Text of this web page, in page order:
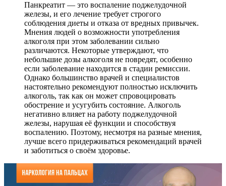
Панкреатит — это воспаление поджелудочной
железы, и его лечение требует строгого
соблюдения диеты и отказа от вредных привычек.
Мнения людей о возможности употребления
алкоголя при этом заболевании сильно
различаются. Некоторые утверждают, что
небольшие дозы алкоголя не повредят, особенно
если заболевание находится в стадии ремиссии.
Однако большинство врачей и специалистов
настоятельно рекомендуют полностью исключить
алкоголь, так как он может спровоцировать
обострение и усугубить состояние. Алкоголь
негативно влияет на работу поджелудочной
железы, нарушая её функции и способствуя
воспалению. Поэтому, несмотря на разные мнения,
лучше всего придерживаться рекомендаций врачей
и заботиться о своём здоровье.